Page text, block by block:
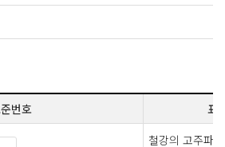
번호 표
철강의 고주파